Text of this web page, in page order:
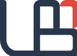
본문 바로가기
메인메뉴 바로가기